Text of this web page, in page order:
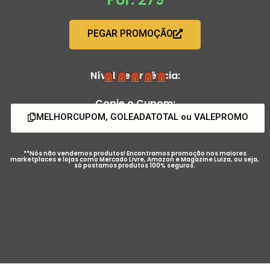
PEGAR PROMOÇÃO
Nível de Urgência:
Copie o Cupom:
MELHORCUPOM, GOLEADATOTAL ou VALEPROMO
**Nós não vendemos produtos! Encontramos promoção nos maiores
marketplaces e lojas como Mercado Livre, Amazon e Magazine Luiza, ou seja,
só postamos produtos 100% seguros.